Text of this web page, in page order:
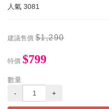
人氣 3081
建議售價 $1,290
特價 $799
數量
-
+